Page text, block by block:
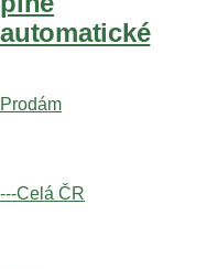
automatické
Prodám
---Celá ČR